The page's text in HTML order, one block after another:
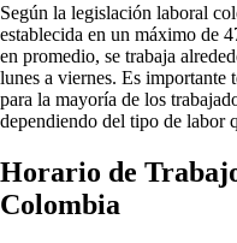
Según la legislación laboral
establecida en un máximo de
en promedio, se trabaja
lunes a viernes. Es importante
para la mayoría de los
dependiendo del tipo de labor
Horario de
Colombia